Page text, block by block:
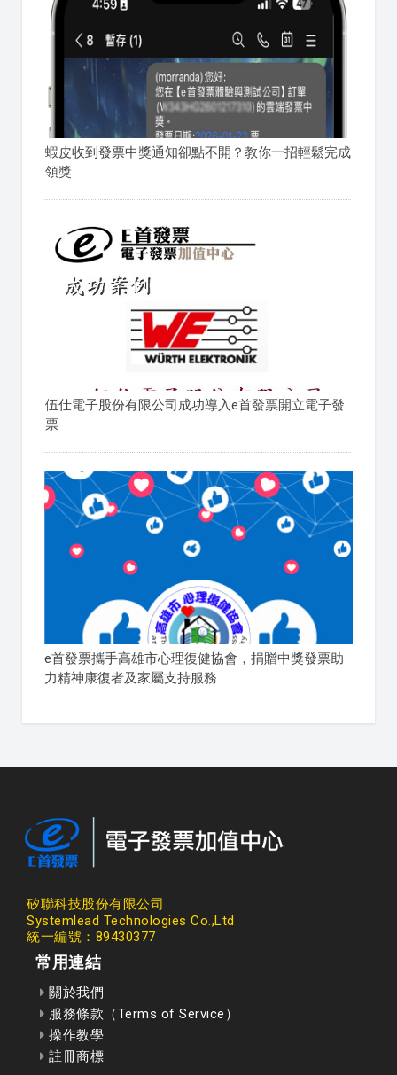
蝦皮收到發票中獎通知卻點不開？教你一招輕鬆完成
領獎
伍仕電子股份有限公司成功導入e首發票開立電子發
票
e首發票攜手高雄市心理復健協會，捐贈中獎發票助
力精神康復者及家屬支持服務
矽聯科技股份有限公司
Systemlead Technologies Co.,Ltd
統一編號：89430377
常用連結
關於我們
服務條款（Terms of Service）
操作教學
註冊商標